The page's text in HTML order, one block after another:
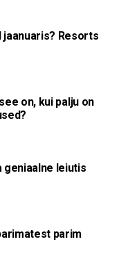
jaanuaris? Resorts
on, kui palju on
geniaalne leiutis
parim